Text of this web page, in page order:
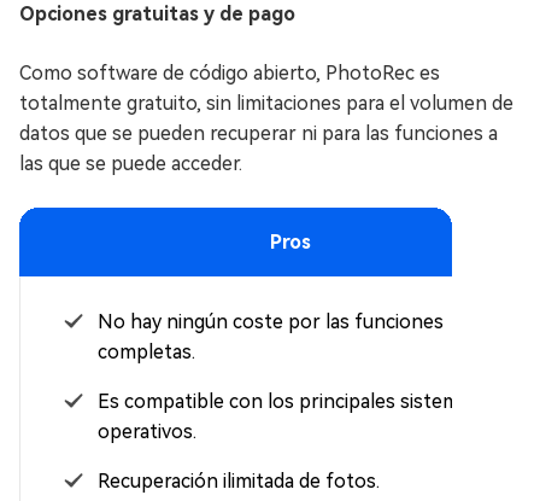
Opciones gratuitas y de pago
Como software de código abierto, PhotoRec es
totalmente gratuito, sin limitaciones para el volumen de
datos que se pueden recuperar ni para las funciones a
las que se puede acceder.
Pros
No hay ningún coste por las funciones
completas.
Es compatible con los principales sistemas
operativos.
Recuperación ilimitada de fotos.